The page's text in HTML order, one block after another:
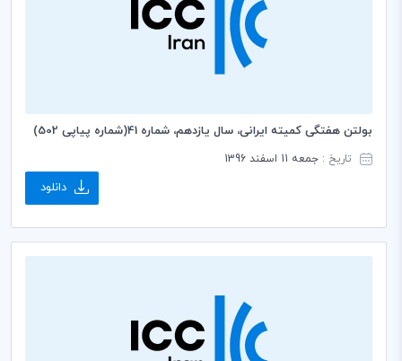
بولتن هفتگی کمیته ایرانی، سال یازدهم، شماره 41(شماره پیاپی 502)
تاریخ : جمعه 11 اسفند 1396
دانلود